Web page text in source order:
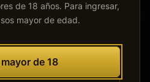
de 18 años. Para ingresar,
mayor de edad.
de 18
proyectos
Nuestra tienda está en
abrirá sus puertas.